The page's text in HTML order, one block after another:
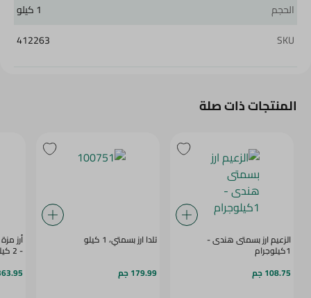
الحجم
1 كيلو
SKU
412263
المنتجات ذات صلة
الزعيم ارز بسمتى هندى -
1كيلوجرام
108.75 جم
تلدا ارز بسمتي، 1 كيلو
179.99 جم
أرز
- 2 كيلو
363.95